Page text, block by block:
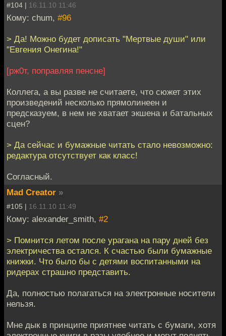
#104 | 16.11.10 11:46
Кому: chum, #96
> Да! Можно будет дописать "Мертвые души" или
"Евгения Онегина!"
[рж0т, поправляя пенсне]
Коллега, а вы разве не считаете, что сюжет этих
произведений несколько прямолинеен и
предсказуем, в нем не хватает экшена и батальных
сцен?
> Да сейчас и бумажные читать стало невозможно:
редактура отсутствует как класс!
Согласный.
Mad Creator »
#105 | 16.11.10 11:49
Кому: alexander_smith, #2
> Помнится летом после урагана на пару дней без
электричества остался. К счастью были бумажные
книжки. Что было бы с детями воспитанными на
ридерах страшно представить.
Да, полностью полагаться на электронные носители
нельзя.
Мне дык в принципе приятнее читать с бумаги, хотя